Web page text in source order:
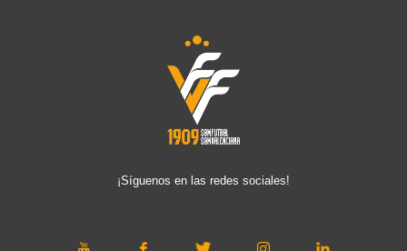
¡Síguenos en las redes sociales!